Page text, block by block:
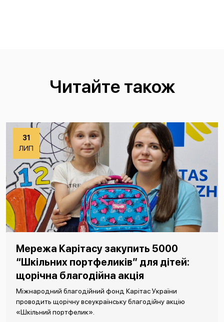
Читайте також
31
ЛИП
Мережа Карітасу закупить 5000
“Шкільних портфеликів” для дітей:
щорічна благодійна акція
Міжнародний благодійний фонд Карітас України
проводить щорічну всеукраїнську благодійну акцію
«Шкільний портфелик».